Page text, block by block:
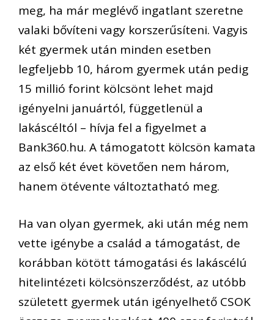
meg, ha már meglévő ingatlant szeretne
valaki bővíteni vagy korszerűsíteni. Vagyis
két gyermek után minden esetben
legfeljebb 10, három gyermek után pedig
15 millió forint kölcsönt lehet majd
igényelni januártól, függetlenül a
lakáscéltól – hívja fel a figyelmet a
Bank360.hu. A támogatott kölcsön kamata
az első két évet követően nem három,
hanem ötévente változtatható meg.
Ha van olyan gyermek, aki után még nem
vette igénybe a család a támogatást, de
korábban kötött támogatási és lakáscélú
hitelintézeti kölcsönszerződést, az utóbb
született gyermek után igényelhető CSOK